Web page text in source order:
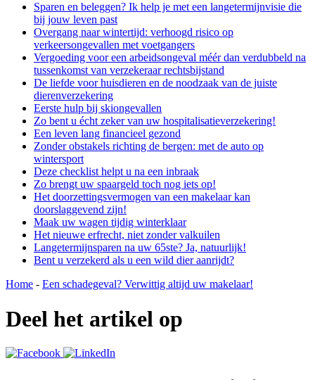
Sparen en beleggen? Ik help je met een langetermijnvisie die
bij jouw leven past
Overgang naar wintertijd: verhoogd risico op
verkeersongevallen met voetgangers
Vergoeding voor een arbeidsongeval méér dan verdubbeld na
tussenkomst van verzekeraar rechtsbijstand
De liefde voor huisdieren en de noodzaak van de juiste
dierenverzekering
Eerste hulp bij skiongevallen
Zo bent u écht zeker van uw hospitalisatieverzekering!
Een leven lang financieel gezond
Zonder obstakels richting de bergen: met de auto op
wintersport
Deze checklist helpt u na een inbraak
Zo brengt uw spaargeld toch nog iets op!
Het doorzettingsvermogen van een makelaar kan
doorslaggevend zijn!
Maak uw wagen tijdig winterklaar
Het nieuwe erfrecht, niet zonder valkuilen
Langetermijnsparen na uw 65ste? Ja, natuurlijk!
Bent u verzekerd als u een wild dier aanrijdt?
Home - Een schadegeval? Verwittig altijd uw makelaar!
Deel het artikel op